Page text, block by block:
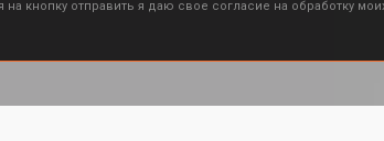
на кнопку отправить я даю свое согласие на обработку